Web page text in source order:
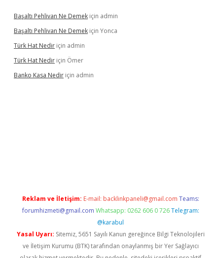
Başaltı Pehlivan Ne Demek için admin
Başaltı Pehlivan Ne Demek için Yonca
Türk Hat Nedir için admin
Türk Hat Nedir için Ömer
Banko Kasa Nedir için admin
Reklam ve İletişim: E-mail: backlinkpaneli@gmail.com Teams:
forumhizmeti@gmail.com Whatsapp: 0262 606 0 726 Telegram:
@karabul
Yasal Uyarı: Sitemiz, 5651 Sayılı Kanun gereğince Bilgi Teknolojileri
ve İletişim Kurumu (BTK) tarafından onaylanmış bir Yer Sağlayıcı